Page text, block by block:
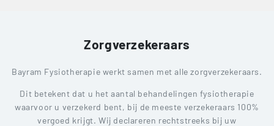
Zorgverzekeraars
Bayram Fysiotherapie werkt samen met alle zorgverzekeraars.
Dit betekent dat u het aantal behandelingen fysiotherapie
waarvoor u verzekerd bent, bij de meeste verzekeraars 100%
vergoed krijgt. Wij declareren rechtstreeks bij uw